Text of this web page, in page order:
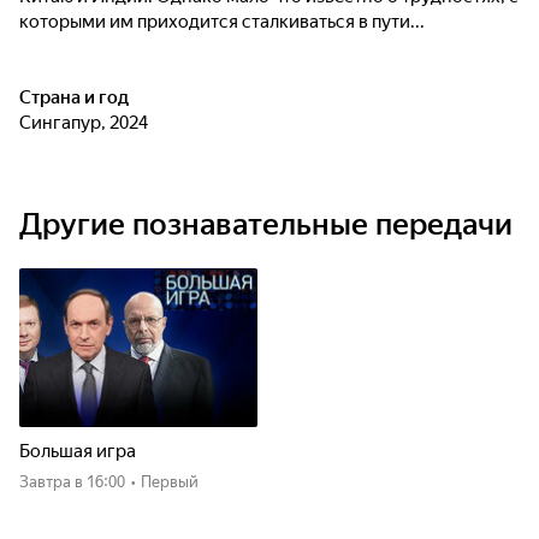
которыми им приходится сталкиваться в пути...
Страна и год
Сингапур, 2024
Другие познавательные передачи
Большая игра
Завтра в 16:00 • Первый